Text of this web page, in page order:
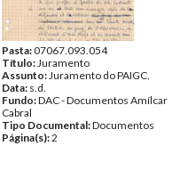
Pasta:07067.093.054
Título:Juramento
Assunto:Juramento do PAIGC.
Data: s.d.
Fundo:DAC - Documentos Amílcar
Cabral
Tipo Documental:Documentos
Página(s):2